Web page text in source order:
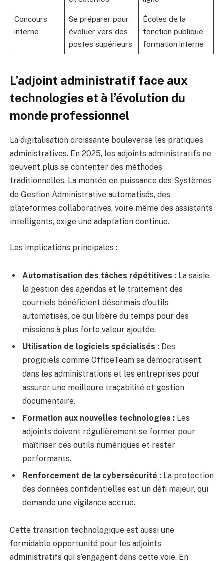
Concours
interne
Se préparer pour
évoluer vers des
postes supérieurs
Écoles de la
fonction publique,
formation interne
L’adjoint administratif face aux
technologies et à l’évolution du
monde professionnel
La digitalisation croissante bouleverse les pratiques
administratives. En 2025, les adjoints administratifs ne
peuvent plus se contenter des méthodes
traditionnelles. La montée en puissance des Systèmes
de Gestion Administrative automatisés, des
plateformes collaboratives, voire même des assistants
intelligents, exige une adaptation continue.
Les implications principales :
Automatisation des tâches répétitives : La saisie,
la gestion des agendas et le traitement des
courriels bénéficient désormais d’outils
automatisés, ce qui libère du temps pour des
missions à plus forte valeur ajoutée.
Utilisation de logiciels spécialisés : Des
progiciels comme OfficeTeam se démocratisent
dans les administrations et les entreprises pour
assurer une meilleure traçabilité et gestion
documentaire.
Formation aux nouvelles technologies : Les
adjoints doivent régulièrement se former pour
maîtriser ces outils numériques et rester
performants.
Renforcement de la cybersécurité : La protection
des données confidentielles est un défi majeur, qui
demande une vigilance accrue.
Cette transition technologique est aussi une
formidable opportunité pour les adjoints
administratifs qui s’engagent dans cette voie. En